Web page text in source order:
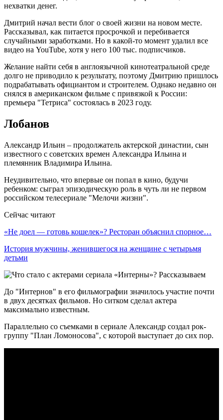
нехватки денег.
Дмитрий начал вести блог о своей жизни на новом месте.
Рассказывал, как питается просрочкой и перебивается
случайными заработками. Но в какой-то момент удалил все
видео на YouTube, хотя у него 100 тыс. подписчиков.
Желание найти себя в англоязычной кинотеатральной среде
долго не приводило к результату, поэтому Дмитрию пришлось
подрабатывать официантом и строителем. Однако недавно он
снялся в американском фильме с привязкой к России:
премьера "Тетриса" состоялась в 2023 году.
Лобанов
Александр Ильин – продолжатель актерской династии, сын
известного с советских времен Александра Ильина и
племянник Владимира Ильина.
Неудивительно, что впервые он попал в кино, будучи
ребенком: сыграл эпизодическую роль в чуть ли не первом
российском телесериале "Мелочи жизни".
Сейчас читают
«Не доел — готовь кошелек»? Ресторан объяснил спорное…
История мужчины, женившегося на женщине с четырьмя
детьми
До "Интернов" в его фильмографии значилось участие почти
в двух десятках фильмов. Но ситком сделал актера
максимально известным.
Параллельно со съемками в сериале Александр создал рок-
группу "План Ломоносова", с которой выступает до сих пор.